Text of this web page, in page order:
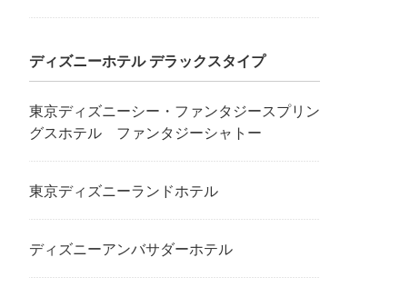
ディズニーホテル デラックスタイプ
東京ディズニーシー・ファンタジースプリン
グスホテル ファンタジーシャトー
東京ディズニーランドホテル
ディズニーアンバサダーホテル